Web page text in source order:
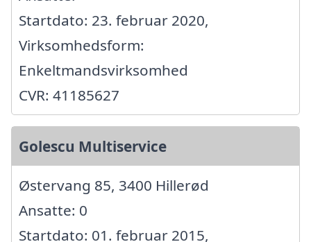
Startdato: 23. februar 2020,
Virksomhedsform:
Enkeltmandsvirksomhed
CVR: 41185627
Golescu Multiservice
Østervang 85, 3400 Hillerød
Ansatte: 0
Startdato: 01. februar 2015,